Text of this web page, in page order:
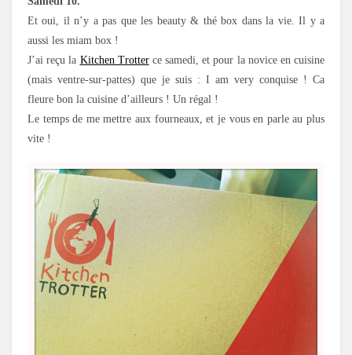
Et oui, il n’y a pas que les beauty & thé box dans la vie. Il y a
aussi les miam box !
J’ai reçu la Kitchen Trotterce samedi, et pour la novice en cuisine
(mais ventre-sur-pattes) que je suis : I am very conquise ! Ca
fleure bon la cuisine d’ailleurs ! Un régal !
Le temps de me mettre aux fourneaux, et je vous en parle au plus
vite !